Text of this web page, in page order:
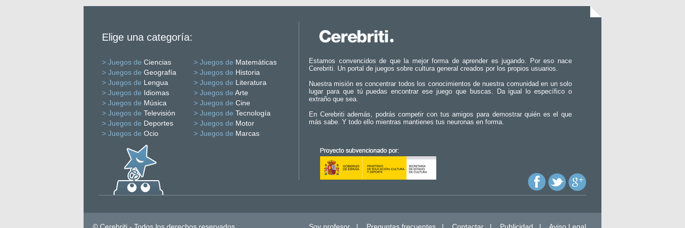
Elige una categoría:
> Juegos de Ciencias > Juegos de Matemáticas
> Juegos de Geografía > Juegos de Historia
> Juegos de Lengua > Juegos de Literatura
> Juegos de Idiomas > Juegos de Arte
> Juegos de Música > Juegos de Cine
> Juegos de Televisión > Juegos de Tecnología
> Juegos de Deportes > Juegos de Motor
> Juegos de Ocio > Juegos de Marcas
Estamos convencidos de que la mejor forma de aprender es jugando. Por eso nace
Cerebriti. Un portal de juegos sobre cultura general creados por los propios usuarios.
Nuestra misión es concentrar todos los conocimientos de nuestra comunidad en un solo
lugar para que tú puedas encontrar ese juego que buscas. Da igual lo específico o
extraño que sea.
En Cerebriti además, podrás competir con tus amigos para demostrar quién es el que
más sabe. Y todo ello mientras mantienes tus neuronas en forma.